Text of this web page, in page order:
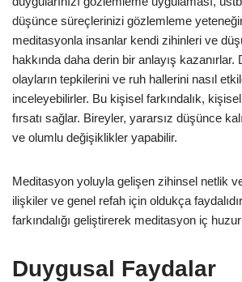
düşünce süreçlerinizi gözlemleme
meditasyonla insanlar kendi zihinleri ve
hakkında daha derin bir anlayış kazanırlar.
olayların tepkilerini ve ruh hallerini nasıl
inceleyebilirler. Bu kişisel farkındalık,
fırsatı sağlar. Bireyler, yararsız düşünce
ve olumlu değişiklikler yapabilir.
Meditasyon yoluyla gelişen zihinsel netlik
ilişkiler ve genel refah için oldukça
farkındalığı geliştirerek meditasyon iç
Duygusal Faydalar